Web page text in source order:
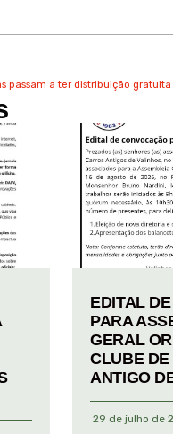
EDITAL
PARA
GERAL
CLUBE
ANTIGO
29 de julho de